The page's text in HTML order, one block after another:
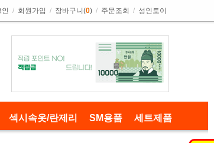
/ 회원가입 / 장바구니(0) / 주문조회 / 성인토이
섹시속옷/란제리 SM용품 세트제품